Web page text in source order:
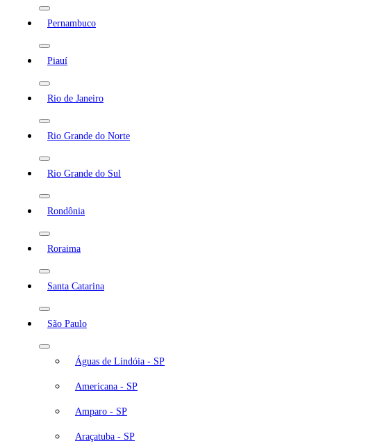
Pernambuco
Piauí
Rio de Janeiro
Rio Grande do Norte
Rio Grande do Sul
Rondônia
Roraima
Santa Catarina
São Paulo
Águas de Lindóia - SP
Americana - SP
Amparo - SP
Araçatuba - SP